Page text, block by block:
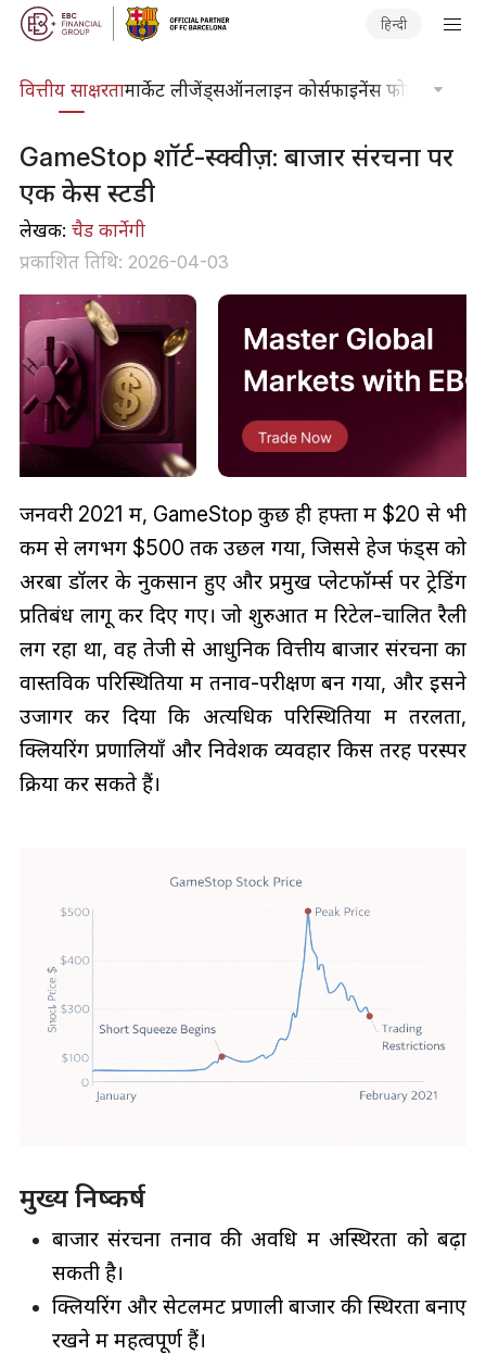
हिन्दी
वित्तीय साक्षरतामार्केट लीजेंड्सऑनलाइन कोर्सफाइनेंस फोकस
GameStop शॉर्ट-स्क्वीज़: बाजार संरचना पर
एक केस स्टडी
लेखक: चैड कार्नेगी
प्रकाशित तिथि: 2026-04-03
जनवरी 2021 में, GameStop कुछ ही हफ्तों में $20 से भी
कम से लगभग $500 तक उछल गया, जिससे हेज फंड्स को
अरबों डॉलर के नुकसान हुए और प्रमुख प्लेटफॉर्म्स पर ट्रेडिंग
प्रतिबंध लागू कर दिए गए। जो शुरुआत में रिटेल-चालित रैली
लग रहा था, वह तेजी से आधुनिक वित्तीय बाजार संरचना का
वास्तविक परिस्थितियों में तनाव-परीक्षण बन गया, और इसने
उजागर कर दिया कि अत्यधिक परिस्थितियों में तरलता,
क्लियरिंग प्रणालियाँ और निवेशक व्यवहार किस तरह परस्पर
क्रिया कर सकते हैं।
मुख्य निष्कर्ष
बाजार संरचना तनाव की अवधि में अस्थिरता को बढ़ा
सकती है।
क्लियरिंग और सेटलमेंट प्रणाली बाजार की स्थिरता बनाए
रखने में महत्वपूर्ण हैं।